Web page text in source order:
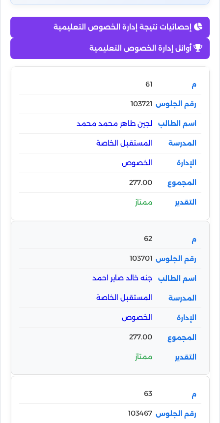
إحصائيات نتيجة إدارة الخصوص التعليمية
أوائل إدارة الخصوص التعليمية
61
103721
لجين طاهر محمد محمد
المستقبل الخاصة
الخصوص
277.00
ممتاز
62
103701
جنه خالد صابر احمد
المستقبل الخاصة
الخصوص
277.00
ممتاز
63
103467